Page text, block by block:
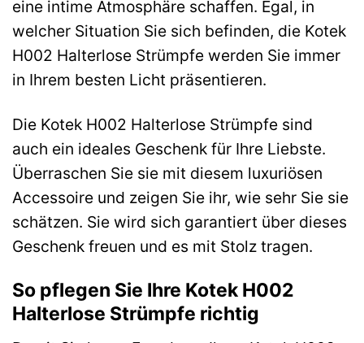
eine intime Atmosphäre schaffen. Egal, in
welcher Situation Sie sich befinden, die Kotek
H002 Halterlose Strümpfe werden Sie immer
in Ihrem besten Licht präsentieren.
Die Kotek H002 Halterlose Strümpfe sind
auch ein ideales Geschenk für Ihre Liebste.
Überraschen Sie sie mit diesem luxuriösen
Accessoire und zeigen Sie ihr, wie sehr Sie sie
schätzen. Sie wird sich garantiert über dieses
Geschenk freuen und es mit Stolz tragen.
So pflegen Sie Ihre Kotek H002
Halterlose Strümpfe richtig